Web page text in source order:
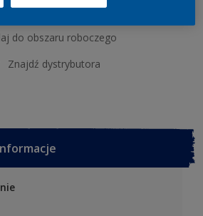
do obszaru roboczego
Znajdź dystrybutora